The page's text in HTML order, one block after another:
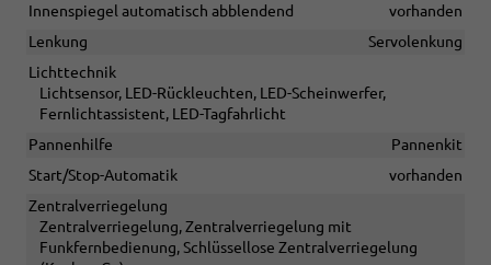
Innenspiegel automatisch abblendend
vorhanden
Lenkung
Servolenkung
Lichttechnik
Lichtsensor, LED-Rückleuchten, LED-Scheinwerfer,
Fernlichtassistent, LED-Tagfahrlicht
Pannenhilfe
Pannenkit
Start/Stop-Automatik
vorhanden
Zentralverriegelung
Zentralverriegelung, Zentralverriegelung mit
Funkfernbedienung, Schlüssellose Zentralverriegelung